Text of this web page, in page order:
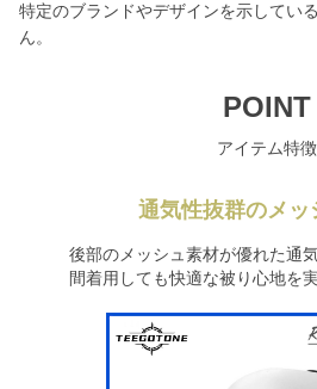
特定のブランドやデザインを示してい
ん。
POINT
アイテム特徴
通気性抜群のメッ
後部のメッシュ素材が優れた通
間着用しても快適な被り心地を